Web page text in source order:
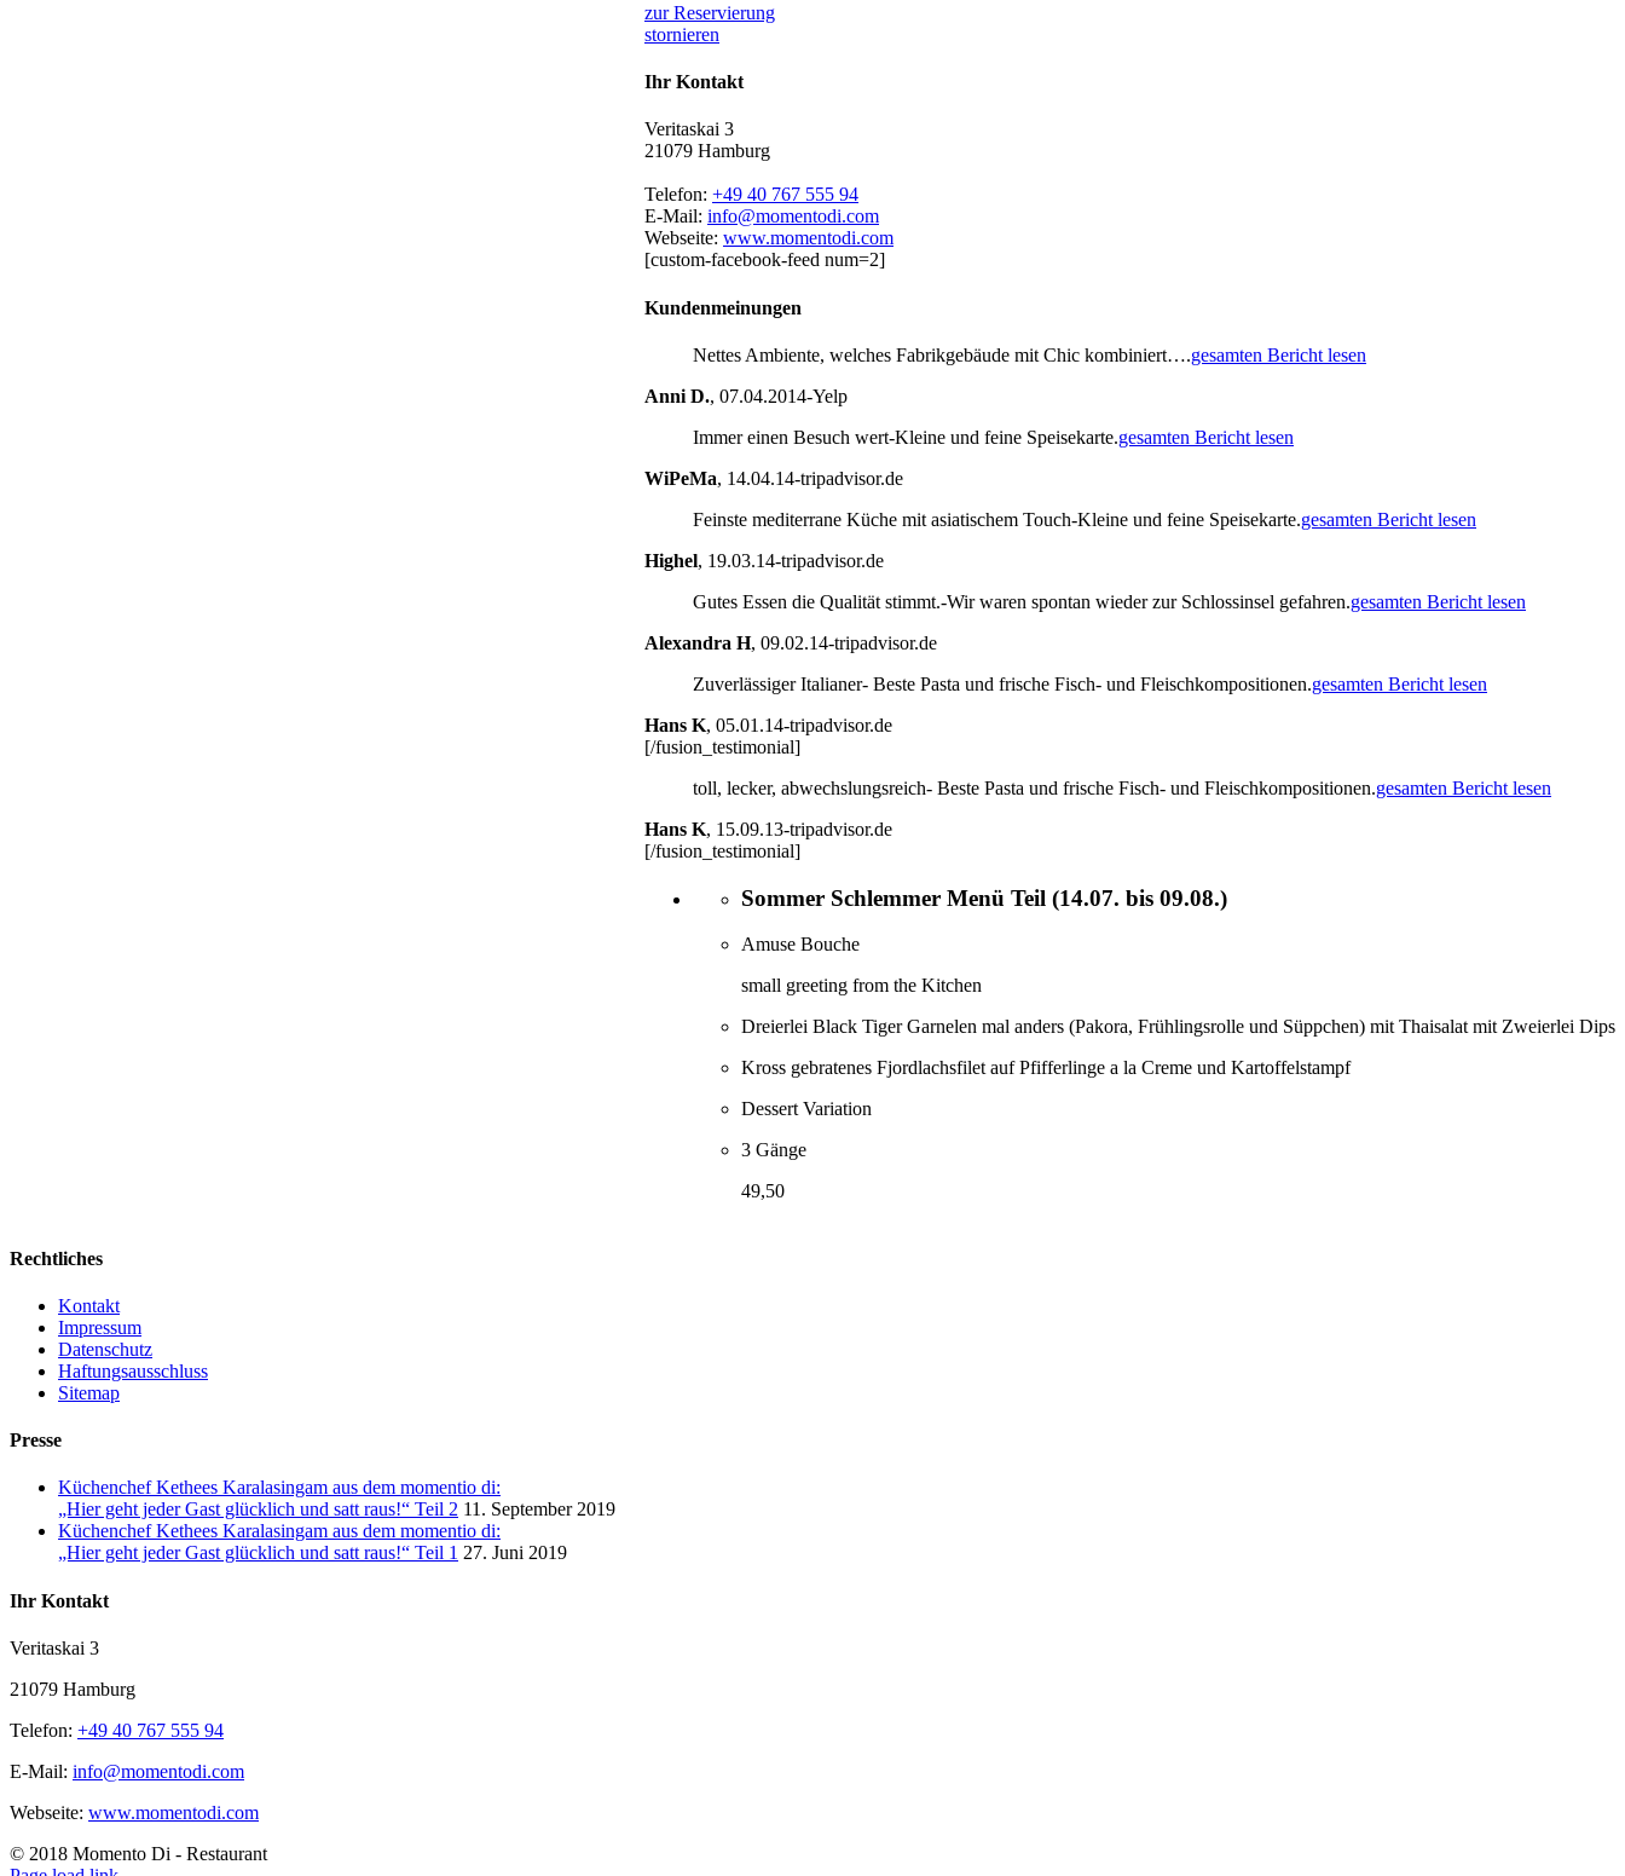
zur Reservierung
stornieren
Ihr Kontakt
Veritaskai 3
21079 Hamburg
Telefon: +49 40 767 555 94
E-Mail: info@momentodi.com
Webseite: www.momentodi.com
[custom-facebook-feed num=2]
Kundenmeinungen
Nettes Ambiente, welches Fabrikgebäude mit Chic kombiniert….gesamten Bericht lesen
Anni D., 07.04.2014-Yelp
Immer einen Besuch wert-Kleine und feine Speisekarte.gesamten Bericht lesen
WiPeMa, 14.04.14-tripadvisor.de
Feinste mediterrane Küche mit asiatischem Touch-Kleine und feine Speisekarte.gesamten Bericht lesen
Highel, 19.03.14-tripadvisor.de
Gutes Essen die Qualität stimmt.-Wir waren spontan wieder zur Schlossinsel gefahren.gesamten Bericht lesen
Alexandra H, 09.02.14-tripadvisor.de
Zuverlässiger Italianer- Beste Pasta und frische Fisch- und Fleischkompositionen.gesamten Bericht lesen
Hans K, 05.01.14-tripadvisor.de
[/fusion_testimonial]
toll, lecker, abwechslungsreich- Beste Pasta und frische Fisch- und Fleischkompositionen.gesamten Bericht lesen
Hans K, 15.09.13-tripadvisor.de
[/fusion_testimonial]
Sommer Schlemmer Menü Teil (14.07. bis 09.08.)
Amuse Bouche
small greeting from the Kitchen
Dreierlei Black Tiger Garnelen mal anders (Pakora, Frühlingsrolle und Süppchen) mit Thaisalat mit Zweierlei Dips
Kross gebratenes Fjordlachsfilet auf Pfifferlinge a la Creme und Kartoffelstampf
Dessert Variation
3 Gänge
49,50
Rechtliches
Kontakt
Impressum
Datenschutz
Haftungsausschluss
Sitemap
Presse
Küchenchef Kethees Karalasingam aus dem momentio di:
„Hier geht jeder Gast glücklich und satt raus!“ Teil 2 11. September 2019
Küchenchef Kethees Karalasingam aus dem momentio di:
„Hier geht jeder Gast glücklich und satt raus!“ Teil 1 27. Juni 2019
Ihr Kontakt
Veritaskai 3
21079 Hamburg
Telefon: +49 40 767 555 94
E-Mail: info@momentodi.com
Webseite: www.momentodi.com
© 2018 Momento Di - Restaurant